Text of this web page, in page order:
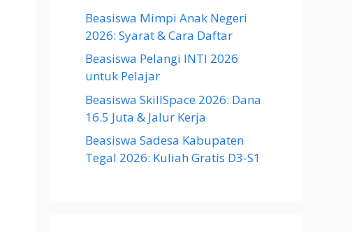
Beasiswa Mimpi Anak Negeri
2026: Syarat & Cara Daftar
Beasiswa Pelangi INTI 2026
untuk Pelajar
Beasiswa SkillSpace 2026: Dana
16.5 Juta & Jalur Kerja
Beasiswa Sadesa Kabupaten
Tegal 2026: Kuliah Gratis D3-S1